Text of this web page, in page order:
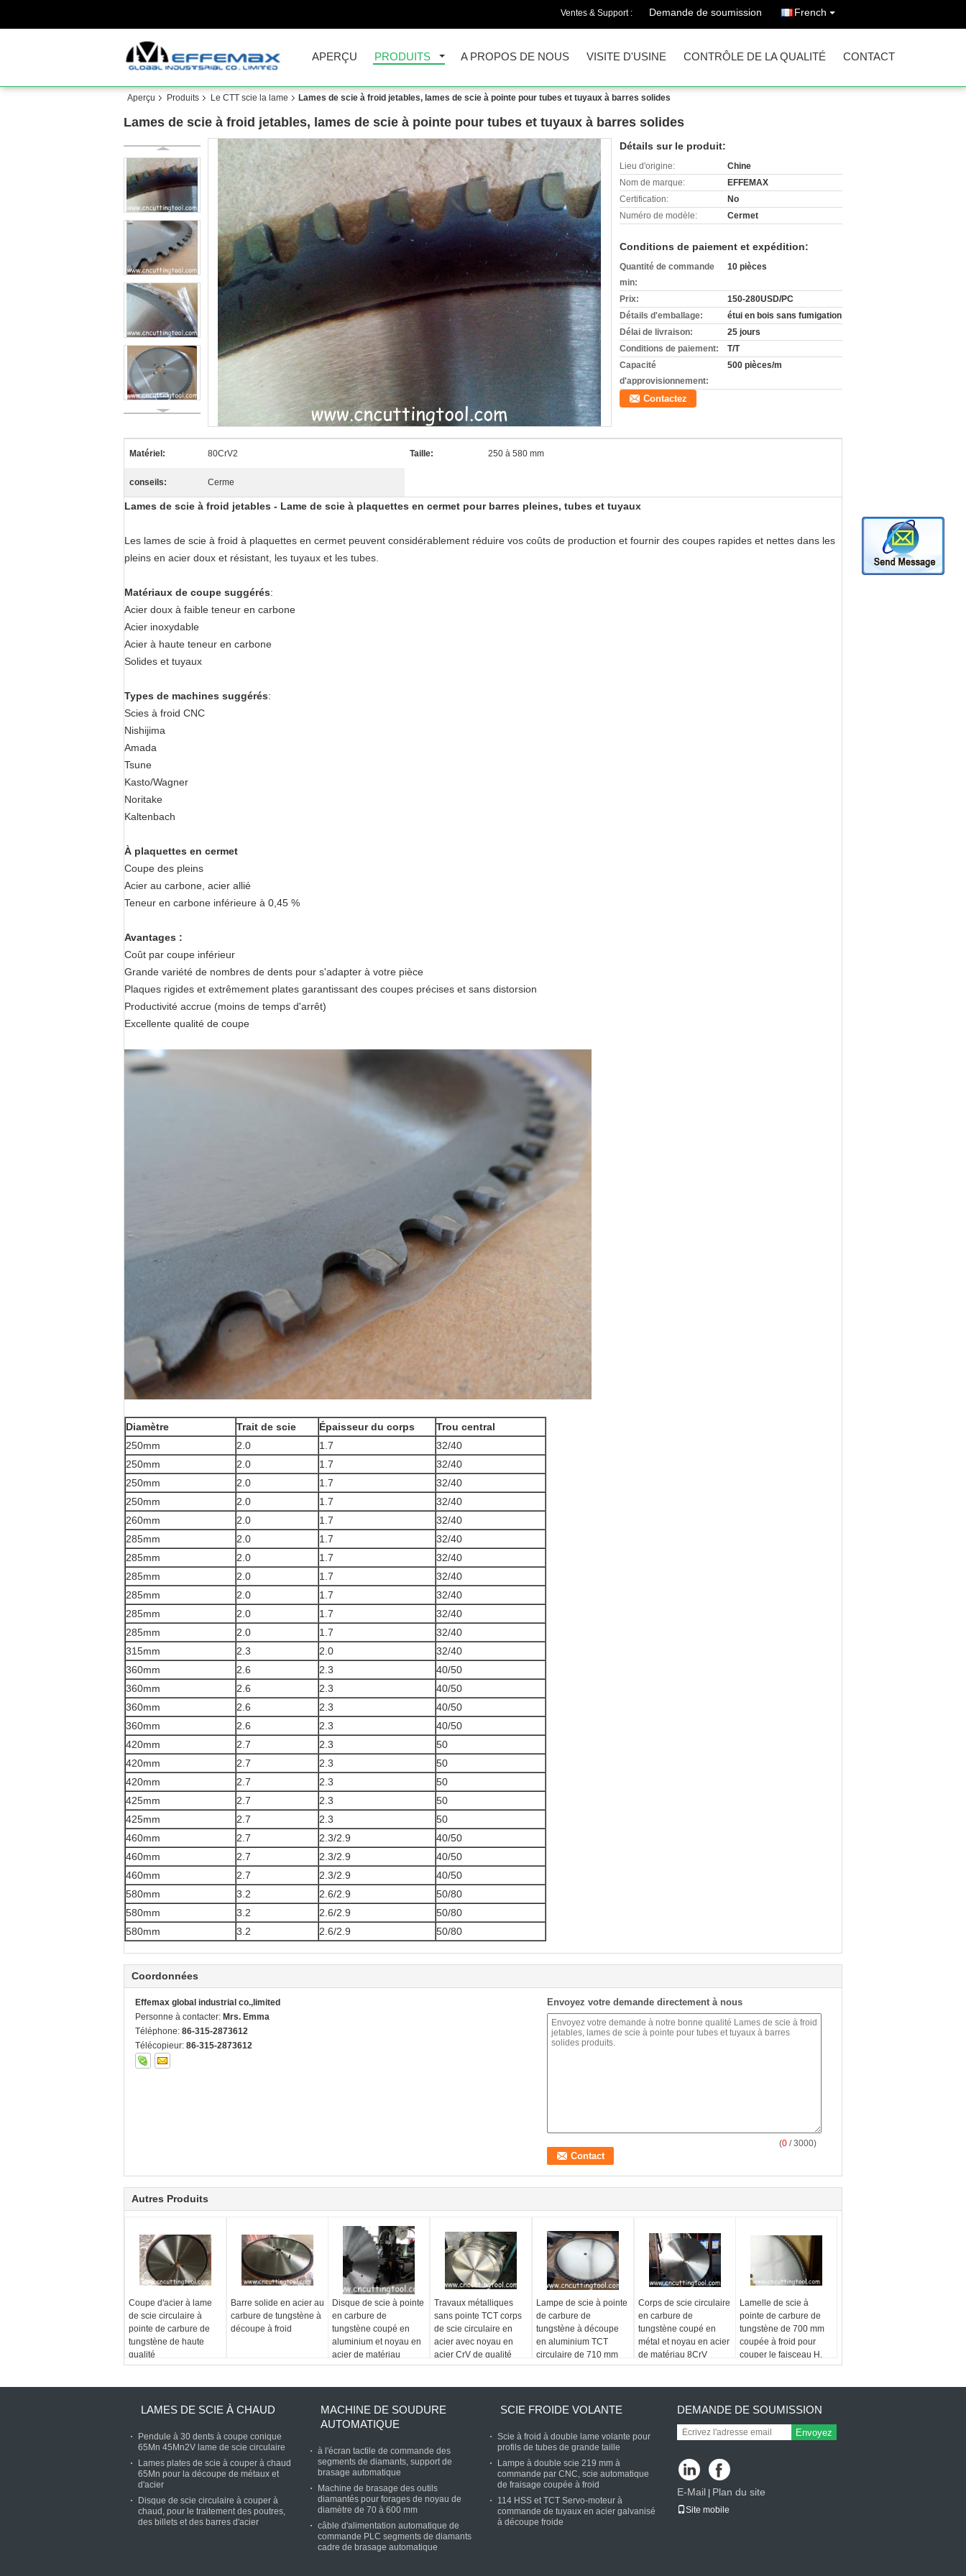
Ventes & Support : Demande de soumission French
APERÇU PRODUITS A PROPOS DE NOUS VISITE D'USINE CONTRÔLE DE LA QUALITÉ CONTACT
Aperçu Produits Le CTT scie la lame Lames de scie à froid jetables, lames de scie à pointe pour tubes et tuyaux à barres solides
Lames de scie à froid jetables, lames de scie à pointe pour tubes et tuyaux à barres solides
Détails sur le produit:
Lieu d'origine:
Chine
Nom de marque:
EFFEMAX
Certification:
No
Numéro de modèle:
Cermet
Conditions de paiement et expédition:
Quantité de commande
min:
10 pièces
Prix:
150-280USD/PC
Détails d'emballage:
étui en bois sans fumigation
Délai de livraison:
25 jours
Conditions de paiement:
T/T
Capacité
d'approvisionnement:
500 pièces/m
Contactez
Matériel: 80CrV2 Taille: 250 à 580 mm
conseils: Cerme
Lames de scie à froid jetables - Lame de scie à plaquettes en cermet pour barres pleines, tubes et tuyaux
Les lames de scie à froid à plaquettes en cermet peuvent considérablement réduire vos coûts de production et fournir des coupes rapides et nettes dans les
pleins en acier doux et résistant, les tuyaux et les tubes.
Matériaux de coupe suggérés:
Acier doux à faible teneur en carbone
Acier inoxydable
Acier à haute teneur en carbone
Solides et tuyaux
Types de machines suggérés:
Scies à froid CNC
Nishijima
Amada
Tsune
Kasto/Wagner
Noritake
Kaltenbach
À plaquettes en cermet
Coupe des pleins
Acier au carbone, acier allié
Teneur en carbone inférieure à 0,45 %
Avantages :
Coût par coupe inférieur
Grande variété de nombres de dents pour s'adapter à votre pièce
Plaques rigides et extrêmement plates garantissant des coupes précises et sans distorsion
Productivité accrue (moins de temps d'arrêt)
Excellente qualité de coupe
Diamètre Trait de scie Épaisseur du corps
Trou central
250mm
2.0 1.7
32/40
250mm
2.0 1.7
32/40
250mm
2.0 1.7
32/40
250mm
2.0 1.7
32/40
260mm
2.0 1.7
32/40
285mm
2.0 1.7
32/40
285mm
2.0 1.7
32/40
285mm
2.0 1.7
32/40
285mm
2.0 1.7
32/40
285mm
2.0 1.7
32/40
285mm
2.0 1.7
32/40
315mm
2.3 2.0
32/40
360mm
2.6 2.3
40/50
360mm
2.6 2.3
40/50
360mm
2.6 2.3
40/50
360mm
2.6 2.3
40/50
420mm
2.7 2.3
50
420mm
2.7 2.3
50
420mm
2.7 2.3
50
425mm
2.7 2.3
50
425mm
2.7 2.3
50
460mm
2.7 2.3/2.9
40/50
460mm
2.7 2.3/2.9
40/50
460mm
2.7 2.3/2.9
40/50
580mm
3.2 2.6/2.9
50/80
580mm
3.2 2.6/2.9
50/80
580mm
3.2 2.6/2.9 50/80
Coordonnées
Effemax global industrial co.,limited
Personne à contacter: Mrs. Emma
Téléphone: 86-315-2873612
Télécopieur: 86-315-2873612
Envoyez votre demande directement à nous
(0 / 3000)
Autres Produits
Coupe d'acier à lame
de scie circulaire à
pointe de carbure de
tungstène de haute
qualité
Barre solide en acier au
carbure de tungstène à
découpe à froid
Disque de scie à pointe
en carbure de
tungstène coupé en
aluminium et noyau en
acier de matériau
80CrV2
Travaux métalliques
sans pointe TCT corps
de scie circulaire en
acier avec noyau en
acier CrV de qualité
Lampe de scie à pointe
de carbure de
tungstène à découpe
en aluminium TCT
circulaire de 710 mm
Corps de scie circulaire
en carbure de
tungstène coupé en
métal et noyau en acier
de matériau 8CrV
80CrV2
Lamelle de scie à
pointe de carbure de
tungstène de 700 mm
coupée à froid pour
couper le faisceau H,
l'angle et le creux carré
LAMES DE SCIE À CHAUD
Pendule à 30 dents à coupe conique
65Mn 45Mn2V lame de scie circulaire
Lames plates de scie à couper à chaud
65Mn pour la découpe de métaux et
d'acier
Disque de scie circulaire à couper à
chaud, pour le traitement des poutres,
des billets et des barres d'acier
MACHINE DE SOUDURE
AUTOMATIQUE
à l'écran tactile de commande des
segments de diamants, support de
brasage automatique
Machine de brasage des outils
diamantés pour forages de noyau de
diamètre de 70 à 600 mm
câble d'alimentation automatique de
commande PLC segments de diamants
cadre de brasage automatique
SCIE FROIDE VOLANTE
Scie à froid à double lame volante pour
profils de tubes de grande taille
Lampe à double scie 219 mm à
commande par CNC, scie automatique
de fraisage coupée à froid
114 HSS et TCT Servo-moteur à
commande de tuyaux en acier galvanisé
à découpe froide
DEMANDE DE SOUMISSION
Envoyez
E-Mail Plan du site
Site mobile